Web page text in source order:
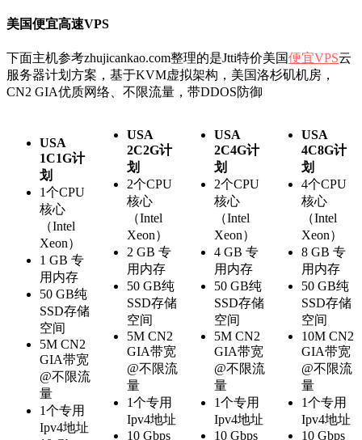
美国便宜高速VPS
下面主机参考zhujicankao.com整理的是Jtti特价美国便宜VPS云
服务器计划方案，基于KVM虚拟架构，美国洛杉矶机房，
CN2 GIA优质网络、不限流量，带DDOS防御
USA
1C1G计
划
1个CPU
核心
（Intel
Xeon）
1 GB 专
用内存
50 GB纯
SSD存储
空间
5M CN2
GIA带宽
@不限流
量
1个专用
Ipv4地址
USA
2C2G计
划
2个CPU
核心
（Intel
Xeon）
2 GB 专
用内存
50 GB纯
SSD存储
空间
5M CN2
GIA带宽
@不限流
量
1个专用
Ipv4地址
10 Gbps
USA
2C4G计
划
2个CPU
核心
（Intel
Xeon）
4 GB 专
用内存
50 GB纯
SSD存储
空间
5M CN2
GIA带宽
@不限流
量
1个专用
Ipv4地址
10 Gbps
USA
4C8G计
划
4个CPU
核心
（Intel
Xeon）
8 GB 专
用内存
50 GB纯
SSD存储
空间
10M CN2
GIA带宽
@不限流
量
1个专用
Ipv4地址
10 Gbps